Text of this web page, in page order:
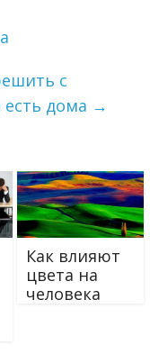
с
дома →
Как влияют
цвета на
человека